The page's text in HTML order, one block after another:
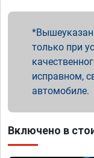
только при
исправном,
автомобиле.
Включено в